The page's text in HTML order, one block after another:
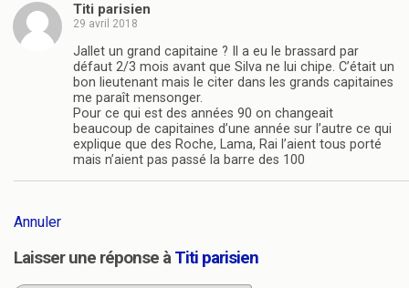
Titi parisien
29 avril 2018
Jallet un grand capitaine ? Il a eu le brassard par
défaut 2/3 mois avant que Silva ne lui chipe. C’était un
bon lieutenant mais le citer dans les grands capitaines
me paraît mensonger.
Pour ce qui est des années 90 on changeait
beaucoup de capitaines d’une année sur l’autre ce qui
explique que des Roche, Lama, Rai l’aient tous porté
mais n’aient pas passé la barre des 100
Annuler
Laisser une réponse àTiti parisien